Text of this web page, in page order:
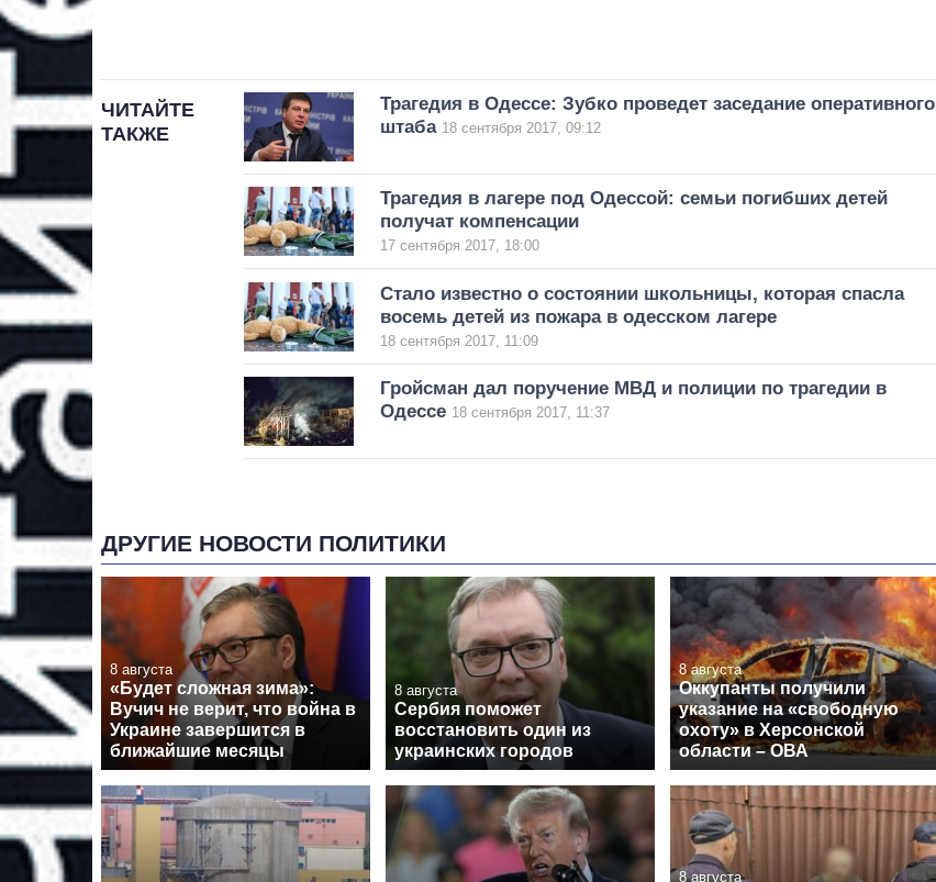
ЧИТАЙТЕ
ТАКЖЕ
Трагедия в Одессе: Зубко проведет заседание оперативного
штаба 18 сентября 2017, 09:12
Трагедия в лагере под Одессой: семьи погибших детей
получат компенсации
17 сентября 2017, 18:00
Стало известно о состоянии школьницы, которая спасла
восемь детей из пожара в одесском лагере
18 сентября 2017, 11:09
Гройсман дал поручение МВД и полиции по трагедии в
Одессе 18 сентября 2017, 11:37
ДРУГИЕ НОВОСТИ ПОЛИТИКИ
8 августа
«Будет сложная зима»:
Вучич не верит, что война в
Украине завершится в
ближайшие месяцы
8 августа
Сербия поможет
восстановить один из
украинских городов
8 августа
Оккупанты получили
указание на «свободную
охоту» в Херсонской
области – ОВА
8 августа